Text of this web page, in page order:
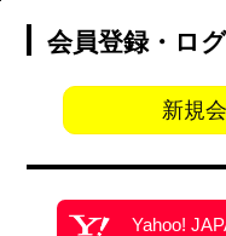
会員登録・ロ
新規
Yahoo!